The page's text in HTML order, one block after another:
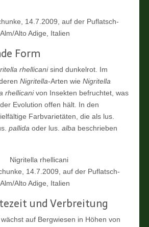
14.7.2009, auf der Puflatsch-
Alm/Alto Adige, Italien
Form
rhellicanisind dunkelrot. Im
Nigritella-Arten wieNigritella
rhellicanivon Insekten befruchtet, was
Evolution offen hält. In den
Farbvarietäten, die als lus.
pallida oder lus.alba beschrieben
14.7.2009, auf der Puflatsch-
Alm/Alto Adige, Italien
und Verbreitung
auf Bergwiesen in Höhen von